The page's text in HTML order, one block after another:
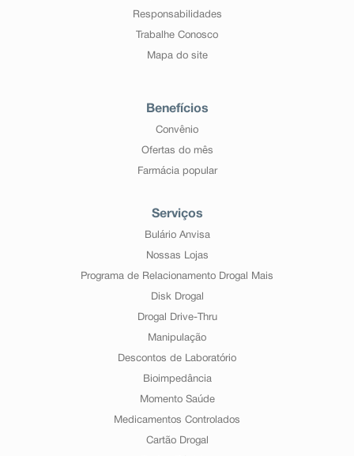
Responsabilidades
Trabalhe Conosco
Mapa do site
Benefícios
Convênio
Ofertas do mês
Farmácia popular
Serviços
Bulário Anvisa
Nossas Lojas
Programa de Relacionamento Drogal Mais
Disk Drogal
Drogal Drive-Thru
Manipulação
Descontos de Laboratório
Bioimpedância
Momento Saúde
Medicamentos Controlados
Cartão Drogal